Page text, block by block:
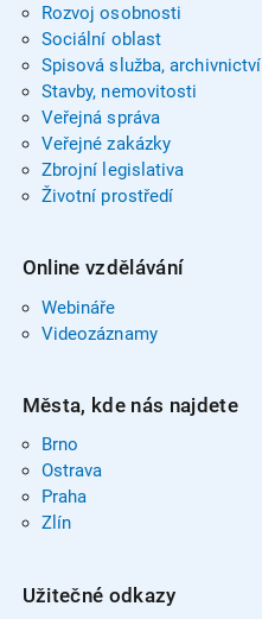
Rozvoj osobnosti
Sociální oblast
Spisová služba, archivnictví
Stavby, nemovitosti
Veřejná správa
Veřejné zakázky
Zbrojní legislativa
Životní prostředí
Online vzdělávání
Webináře
Videozáznamy
Města, kde nás najdete
Brno
Ostrava
Praha
Zlín
Užitečné odkazy